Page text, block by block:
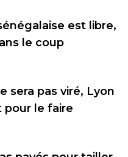
est libre,
le coup
sera pas viré, Lyon
pour le faire